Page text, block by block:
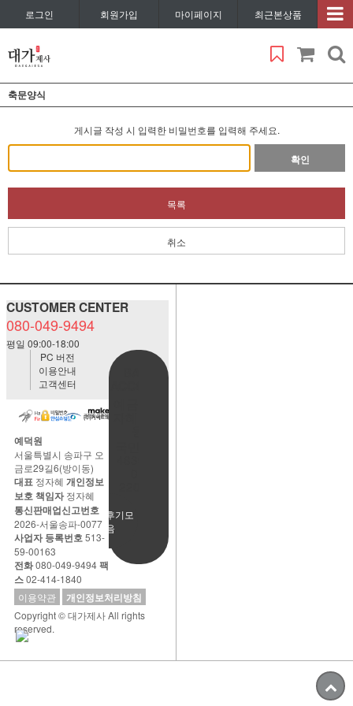
로그인 회원가입 마이페이지 최근본상품
축문양식
게시글 작성 시 입력한 비밀번호를 입력해 주세요.
확인
목록
취소
CUSTOMER CENTER
080-049-9494
평일 09:00-18:00
사용후기모
음
PC 버전
이용안내
고객센터
예덕원
서울특별시 송파구 오
금로29길6(방이동)
대표 정자혜 개인정보
보호 책임자정자혜
통신판매업신고번호
2026-서울송파-0077
사업자 등록번호513-
59-00163
전화080-049-9494팩
스02-414-1840
이용약관
개인정보처리방침
Copyright © 대가제사 All rights
reserved.